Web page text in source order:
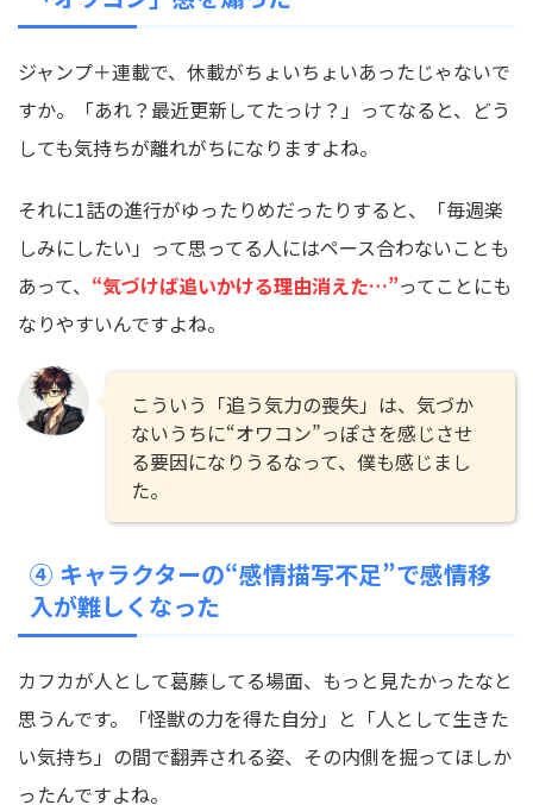
ジャンプ＋連載で、休載がちょいちょいあったじゃないで
すか。「あれ？最近更新してたっけ？」ってなると、どう
しても気持ちが離れがちになりますよね。
それに1話の進行がゆったりめだったりすると、「毎週楽
しみにしたい」って思ってる人にはペース合わないことも
あって、 “気づけば追いかける理由消えた…”ってことにも
なりやすいんですよね。
こういう「追う気力の喪失」は、気づか
ないうちに“オワコン”っぽさを感じさせ
る要因になりうるなって、僕も感じまし
た。
④ キャラクターの“感情描写不足”で感情移
入が難しくなった
カフカが人として葛藤してる場面、もっと見たかったなと
思うんです。「怪獣の力を得た自分」と「人として生きた
い気持ち」の間で翻弄される姿、その内側を掘ってほしか
ったんですよね。